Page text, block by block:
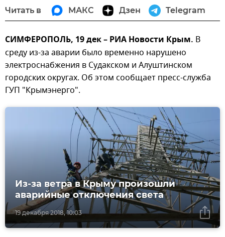
Читать в МАКС Дзен Telegram
СИМФЕРОПОЛЬ, 19 дек – РИА Новости Крым. В
среду из-за аварии было временно нарушено
электроснабжения в Судакском и Алуштинском
городских округах. Об этом сообщает пресс-служба
ГУП "Крымэнерго".
19 декабря 2018, 10:03
Из-за ветра в Крыму произошли
аварийные отключения света